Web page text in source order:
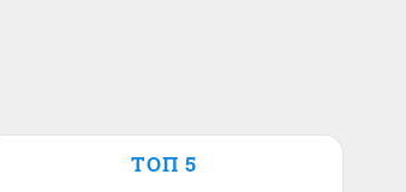
ТОП 5